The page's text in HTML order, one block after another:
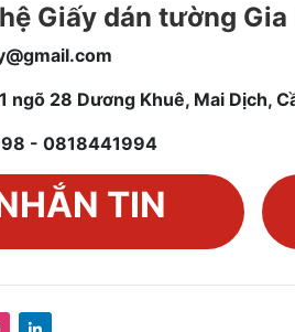
Giấy dán tường Gia
ngõ 28 Dương Khuê, Mai Dịch,
- 0818441994
TIN